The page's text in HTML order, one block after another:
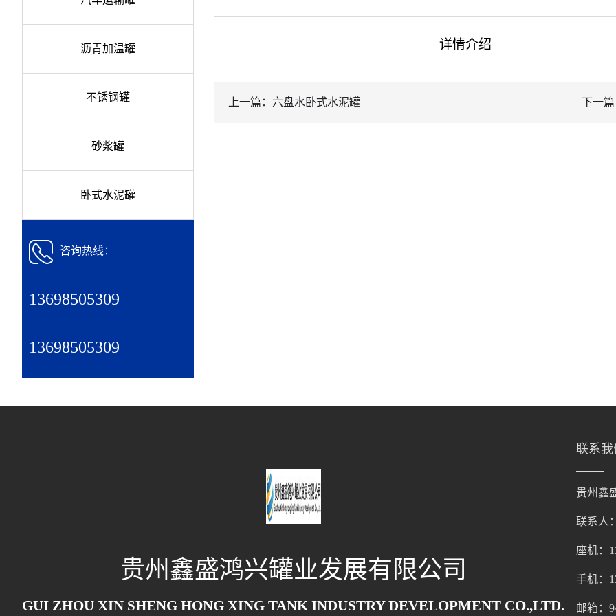
沥青加温罐
不锈钢罐
砂浆罐
卧式水泥罐
咨询热线：
13698505309
13698505309
详情介绍
上一篇：六盘水卧式水泥罐 下一
贵州鑫盛鸿兴罐业发展有限公司
GUI ZHOU XIN SHENG HONG XING TANK INDUSTRY DEVELOPMENT CO.,LTD.
联系我
贵州鑫
联系人
座机：
手机：
邮箱：